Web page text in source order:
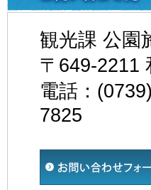
観光課 公園
〒649-2211
電話：
7825